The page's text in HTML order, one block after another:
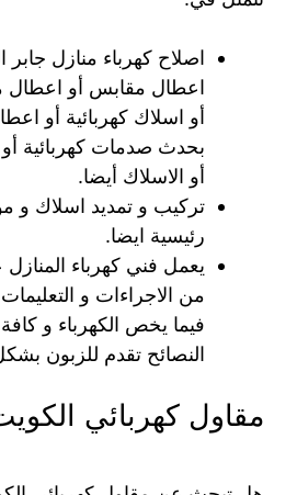
اصلاح كهرباء منازل جابر
اعطال مقابس أو اعطال
أو اسلاك كهربائية أو
بحدث صدمات كهربائية
أو الاسلاك أيضا.
تركيب و تمديد اسلاك و
رئيسية ايضا.
يعمل فني كهرباء
من الاجراءات و
فيما يخص الكهرباء و
النصائح تقدم للزبون
مقاول كهربائي